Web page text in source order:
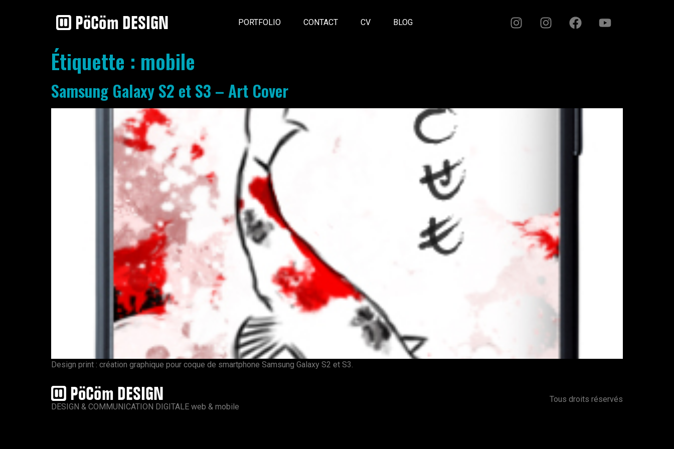
PORTFOLIO CONTACT CV BLOG
Étiquette : mobile
Samsung Galaxy S2 et S3 – Art Cover
Design print : création graphique pour coque de smartphone Samsung Galaxy S2 et S3.
DESIGN & COMMUNICATION DIGITALE web & mobile
Tous droits réservés